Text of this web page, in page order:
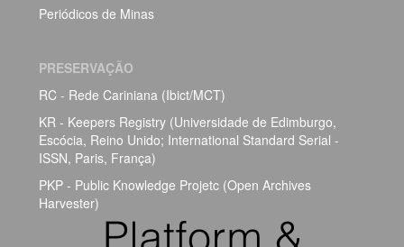
Periódicos de Minas
PRESERVAÇÃO
RC - Rede Cariniana (Ibict/MCT)
KR - Keepers Registry (Universidade de Edimburgo,
Escócia, Reino Unido; International Standard Serial -
ISSN, Paris, França)
PKP - Public Knowledge Projetc (Open Archives
Harvester)